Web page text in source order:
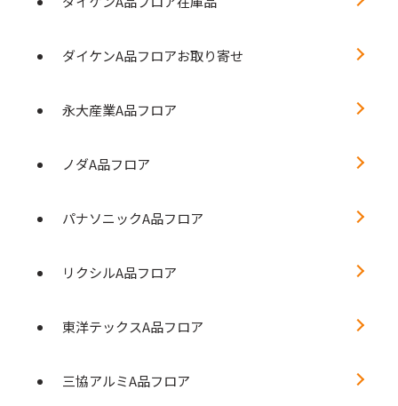
ダイケンA品フロアお取り寄せ
永大産業A品フロア
ノダA品フロア
パナソニックA品フロア
リクシルA品フロア
東洋テックスA品フロア
三協アルミA品フロア